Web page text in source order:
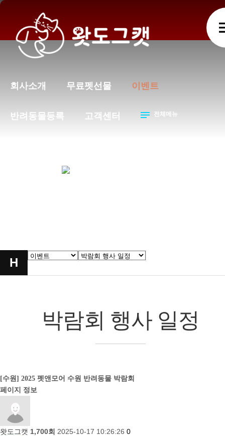
회사소개 무료펫선물 이벤트
반려동물등록 고객센터 notes 전체메뉴
Prev Next
H
박람회 행사 일정
[수원] 2025 펫앤모어 수원 반려동물 박람회
페이지 정보
왓도그캣 1,700회 2025-10-17 10:26:26 0